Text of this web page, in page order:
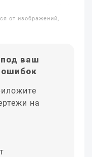
от изображений,
ваш
на